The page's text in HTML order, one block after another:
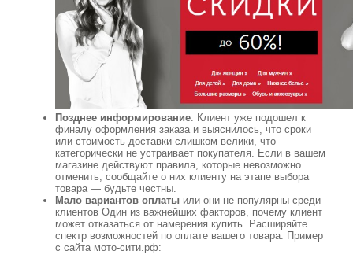
Позднее информирование. Клиент уже подошел к
финалу оформления заказа и выяснилось, что сроки
или стоимость доставки слишком велики, что
категорически не устраивает покупателя. Если в вашем
магазине действуют правила, которые невозможно
отменить, сообщайте о них клиенту на этапе выбора
товара — будьте честны.
Мало вариантов оплаты или они не популярны среди
клиентов Один из важнейших факторов, почему клиент
может отказаться от намерения купить. Расширяйте
спектр возможностей по оплате вашего товара. Пример
с сайта мото-сити.рф: